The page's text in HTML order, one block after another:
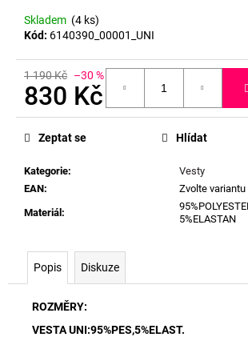
Skladem (4 ks)
Kód: 6140390_00001_UNI
1 190 Kč –30 %
830 Kč
Měrná
Kategorie:
Vesty
EAN:
Zvolte variantu
Materiál:
5%ELASTAN
Zeptat se Hlídat
Popis Diskuze
ROZMĚRY:
VESTA UNI:95%PES,5%ELAST.